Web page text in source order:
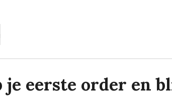
eerste order en